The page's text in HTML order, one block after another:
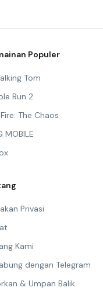
Populer
Tom
Run 2
The Chaos
MOBILE
Privasi
Kami
dengan Telegram
& Umpan Balik